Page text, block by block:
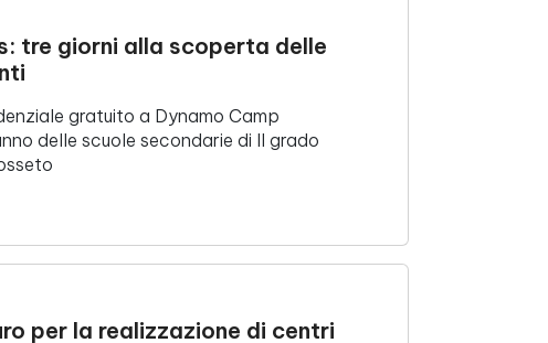
tre giorni alla scoperta delle
gratuito a Dynamo Camp
delle scuole secondarie di II grado
per la realizzazione di centri